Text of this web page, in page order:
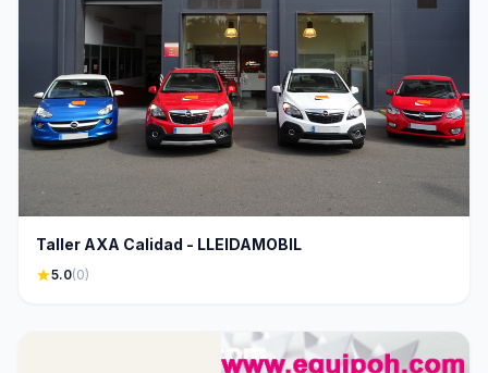
Taller AXA Calidad - LLEIDAMOBIL
star5.0(0)